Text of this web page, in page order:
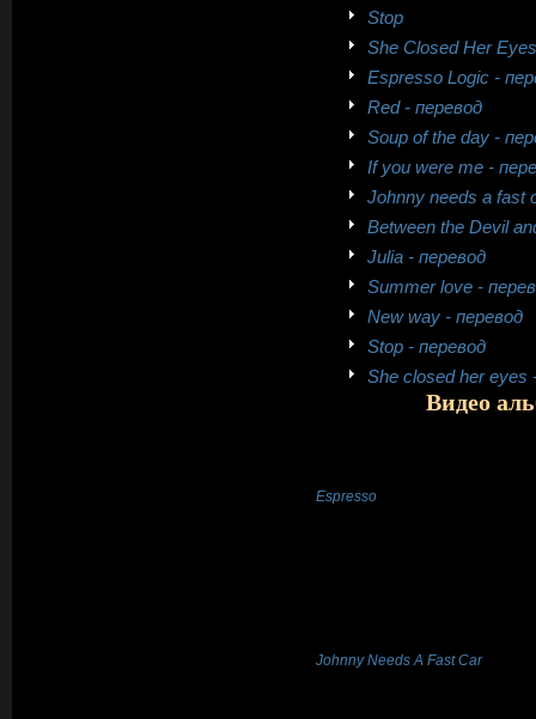
Stop
She Closed Her Eyes
Espresso Logic -
Red - перевод
Soup of the day -
If you were me -
Johnny needs a fast
Between the Devil
Julia - перевод
Summer love -
New way - перевод
Stop - перевод
She closed her eyes
Видео
Espresso
Johnny Needs A Fast Car